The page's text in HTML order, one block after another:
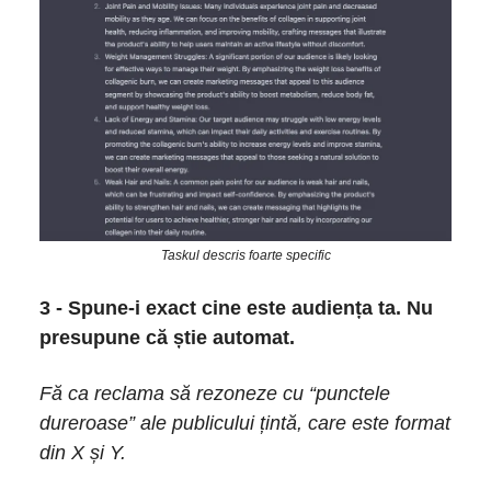
Taskul descris foarte specific
3 - Spune-i exact cine este audiența ta. Nu
presupune că știe automat.
Fă ca reclama să rezoneze cu “punctele
dureroase” ale publicului țintă, care este format
din X și Y.